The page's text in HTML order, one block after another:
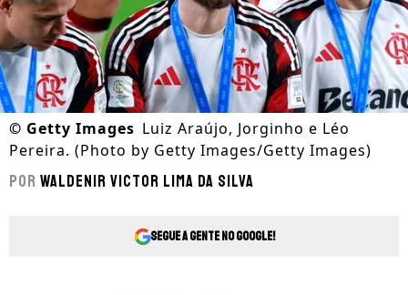
© Getty Images Luiz Araújo, Jorginho e Léo
Pereira. (Photo by Getty Images/Getty Images)
Por Waldenir Victor Lima Da Silva
Segue a gente no Google!